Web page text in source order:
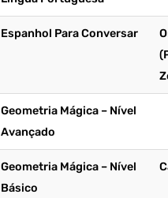
Espanhol Para Conversar
Geometria Mágica – Nível
Avançado
Geometria Mágica – Nível
Básico